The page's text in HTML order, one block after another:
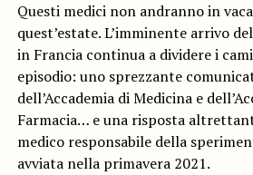
Questi medici non andranno in
quest’estate. L’imminente arrivo
in Francia continua a dividere i
episodio: uno sprezzante
dell’Accademia di Medicina e
Farmacia… e una risposta
medico responsabile della
avviata nella primavera 2021.